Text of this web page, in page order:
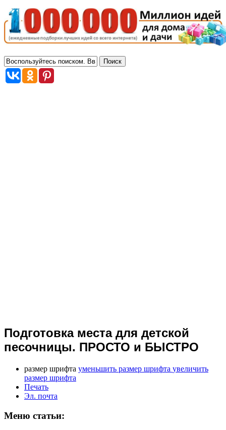
Подготовка места для детской
песочницы. ПРОСТО и БЫСТРО
размер шрифта уменьшить размер шрифта увеличить
размер шрифта
Печать
Эл. почта
Меню статьи: